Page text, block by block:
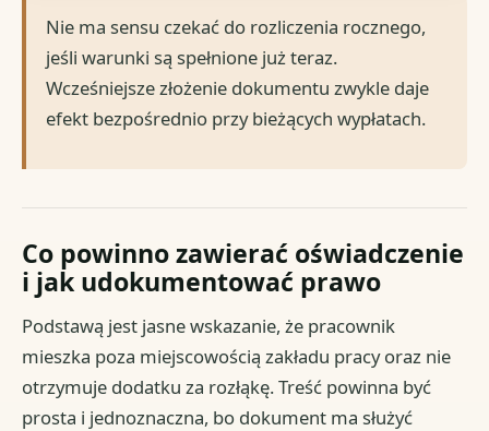
Nie ma sensu czekać do rozliczenia rocznego,
jeśli warunki są spełnione już teraz.
Wcześniejsze złożenie dokumentu zwykle daje
efekt bezpośrednio przy bieżących wypłatach.
Co powinno zawierać oświadczenie
i jak udokumentować prawo
Podstawą jest jasne wskazanie, że pracownik
mieszka poza miejscowością zakładu pracy oraz nie
otrzymuje dodatku za rozłąkę. Treść powinna być
prosta i jednoznaczna, bo dokument ma służyć